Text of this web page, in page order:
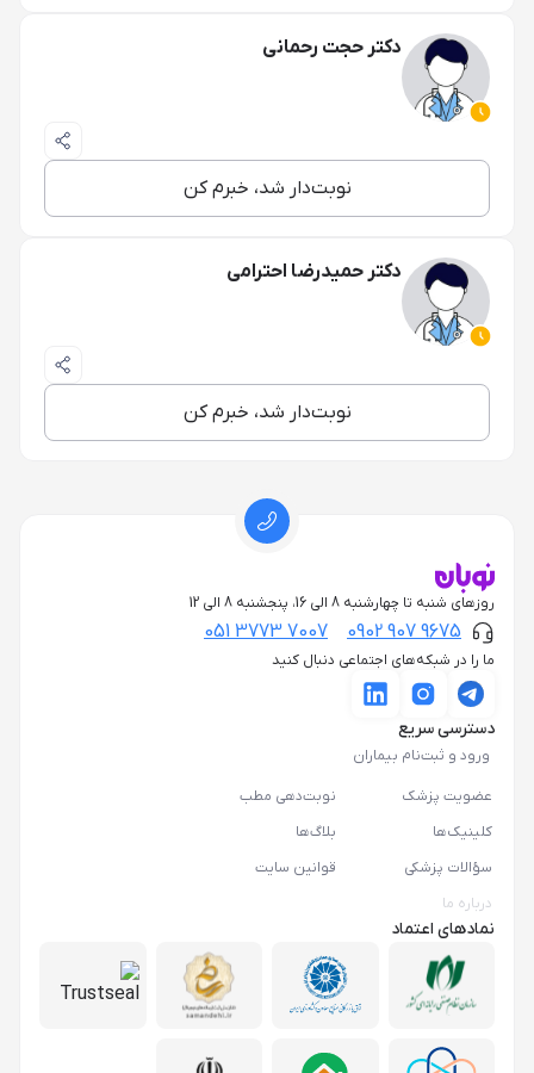
دکتر حجت رحمانی
نوبت‌دار شد، خبرم کن
دکتر حمیدرضا احترامی
نوبت‌دار شد، خبرم کن
روزهای شنبه تا چهارشنبه 8 الی 16، پنجشنبه 8 الی 12
0902 907 9675
051 3773 7007
ما را در شبکه‌های اجتماعی دنبال کنید
دسترسی سریع
ورود و ثبت‌نام بیماران
عضویت پزشک
نوبت‌دهی مطب
کلینیک‌ها
بلاگ‌ها
سؤالات پزشکی
قوانین سایت
درباره ما
نمادهای اعتماد